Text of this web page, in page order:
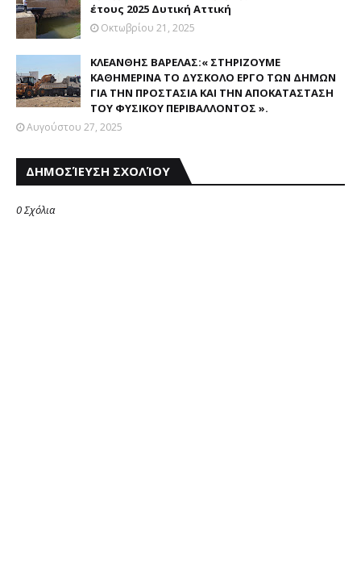
έτους 2025 Δυτική Αττική
Οκτωβρίου 21, 2025
ΚΛΕΑΝΘΗΣ ΒΑΡΕΛΑΣ:« ΣΤΗΡΙΖΟΥΜΕ
ΚΑΘΗΜΕΡΙΝΑ ΤΟ ΔΥΣΚΟΛΟ ΕΡΓΟ ΤΩΝ ΔΗΜΩΝ
ΓΙΑ ΤΗΝ ΠΡΟΣΤΑΣΙΑ ΚΑΙ ΤΗΝ ΑΠΟΚΑΤΑΣΤΑΣΗ
ΤΟΥ ΦΥΣΙΚΟΥ ΠΕΡΙΒΑΛΛΟΝΤΟΣ ».
Αυγούστου 27, 2025
ΔΗΜΟΣΊΕΥΣΗ ΣΧΟΛΊΟΥ
0 Σχόλια